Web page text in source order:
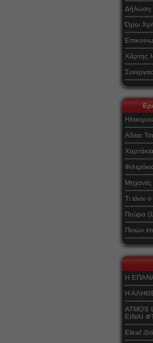
Δήλωση
Όροι
Χάρτης
Αδεια
Μηχανές
Τι είναι
Πούρα
Ποιων
Η
Η
ATMOS
ΕΙΝΑΙ
Eleaf